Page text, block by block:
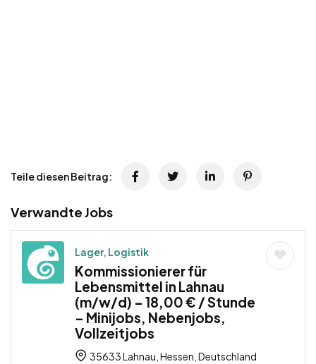
Teile diesen Beitrag:
Verwandte Jobs
Lager, Logistik
Kommissionierer für
Lebensmittel in Lahnau
(m/w/d) – 18,00 € / Stunde
– Minijobs, Nebenjobs,
Vollzeitjobs
35633 Lahnau, Hessen, Deutschland